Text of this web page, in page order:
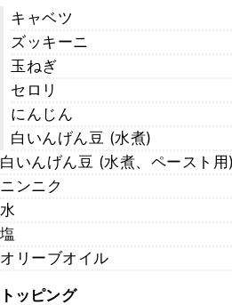
キャベツ
ズッキーニ
玉ねぎ
セロリ
にんじん
白いんげん豆 (水煮)
白いんげん豆 (水煮、ペースト用)
ニンニク
水
塩
オリーブオイル
トッピング